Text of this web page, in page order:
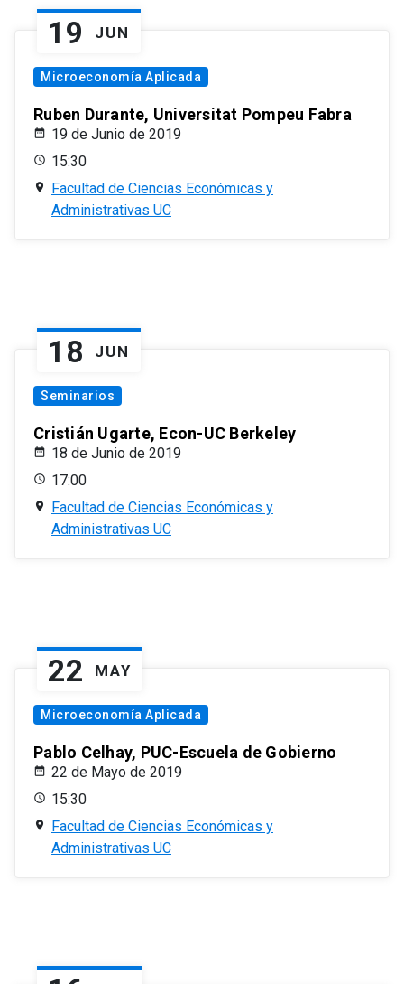
19 JUN
Microeconomía Aplicada
Ruben Durante, Universitat Pompeu Fabra
19 de Junio de 2019
15:30
Facultad de Ciencias Económicas y
Administrativas UC
18 JUN
Seminarios
Cristián Ugarte, Econ-UC Berkeley
18 de Junio de 2019
17:00
Facultad de Ciencias Económicas y
Administrativas UC
22 MAY
Microeconomía Aplicada
Pablo Celhay, PUC-Escuela de Gobierno
22 de Mayo de 2019
15:30
Facultad de Ciencias Económicas y
Administrativas UC